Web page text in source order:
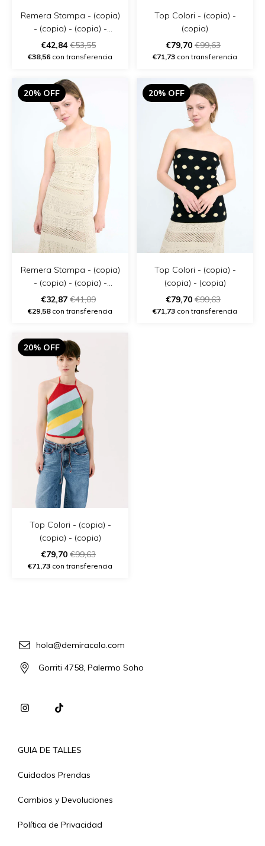
Remera Stampa - (copia)
- (copia) - (copia) -
(copia) - (copia) - (copia)
€42,84€53,55
€38,56 con transferencia
Top Colori - (copia) -
(copia)
€79,70 €99,63
€71,73 con transferencia
20% OFF
Remera Stampa - (copia)
- (copia) - (copia) -
(copia) - (copia) - (copia)
€32,87 €41,09
€29,58con transferencia
20% OFF
Top Colori - (copia) -
(copia) - (copia)
€79,70 €99,63
€71,73 con transferencia
20% OFF
Top Colori - (copia) -
(copia) - (copia)
€79,70 €99,63
€71,73 con transferencia
hola@demiracolo.com
Gorriti 4758, Palermo Soho
GUIA DE TALLES
Cuidados Prendas
Cambios y Devoluciones
Política de Privacidad